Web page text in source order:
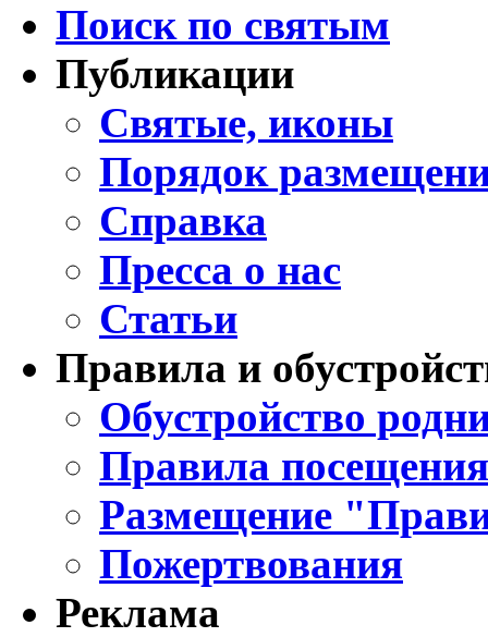
Поиск по святым
Публикации
Святые, иконы
Порядок
Справка
Пресса о нас
Статьи
Правила и
Обустройство
Правила
Размещение
Пожертвования
Реклама